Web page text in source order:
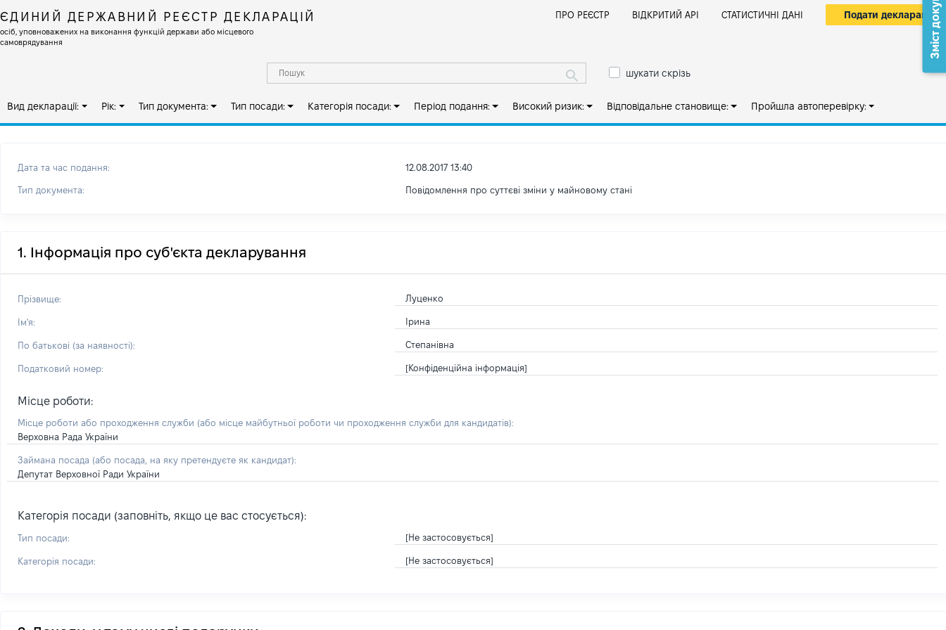
ЄДИНИЙ ДЕРЖАВНИЙ РЕЄСТР ДЕКЛАРАЦІЙ
осіб, уповноважених на виконання функцій держави або місцевого
самоврядування
ПРО РЕЄСТР ВІДКРИТИЙ АРІ СТАТИСТИЧНІ ДАНІ Подати декларацію
шукати скрізь
Вид декларації: Рік: Тип документа: Тип посади: Категорія посади: Період подання: Високий ризик: Відповідальне становище: Пройшла автоперевірку:
Дата та час подання: 12.08.2017 13:40
Тип документа: Повідомлення про суттєві зміни y майновому стані
1. Інформація про суб'єкта декларування
Прізвище: Луценко
Ім'я: Ірина
По батькові (за наявності): Степанівна
Податковий номер: [Конфіденційна інформація]
Місце роботи:
Місце роботи або проходження служби (або місце майбутньої роботи чи проходження служби для кандидатів):
Верховна Рада України
Займана посада (або посада, на яку претендуєте як кандидат):
Депутат Верховної Ради України
Категорія посади (заповніть, якщо це вас стосується):
Тип посади: [Не застосовується]
Категорія посади: [Не застосовується]